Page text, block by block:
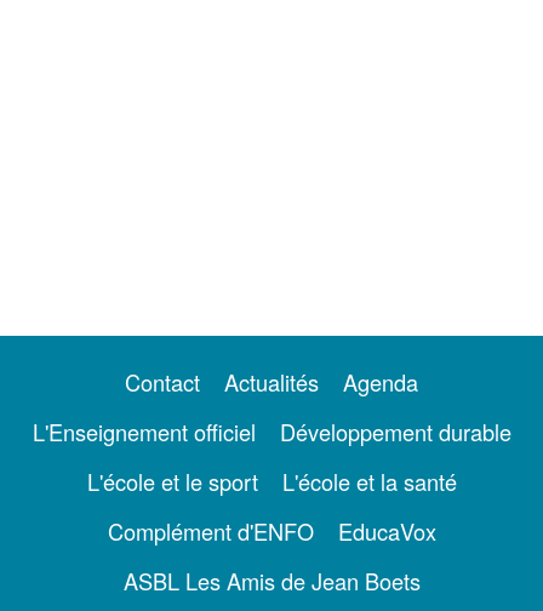
Contact Actualités
Agenda
L'Enseignement officiel
Développement durable
L'école et le sport
L'école et la santé
Complément d'ENFO
EducaVox
ASBL Les Amis de Jean Boets